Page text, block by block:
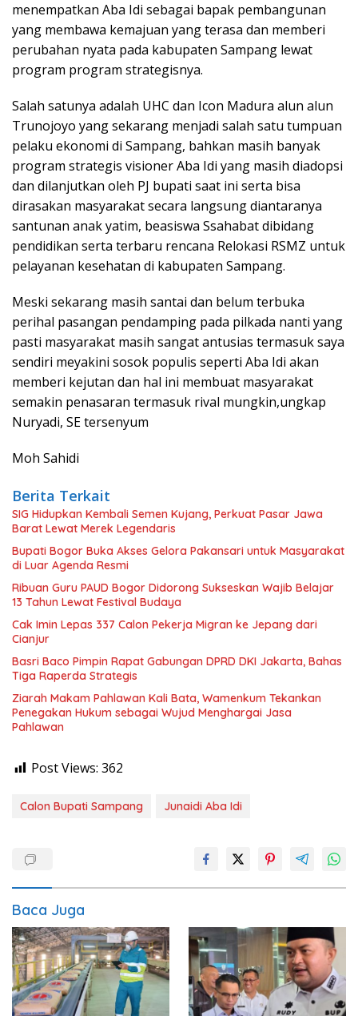
menempatkan Aba Idi sebagai bapak pembangunan
yang membawa kemajuan yang terasa dan memberi
perubahan nyata pada kabupaten Sampang lewat
program program strategisnya.
Salah satunya adalah UHC dan Icon Madura alun alun
Trunojoyo yang sekarang menjadi salah satu tumpuan
pelaku ekonomi di Sampang, bahkan masih banyak
program strategis visioner Aba Idi yang masih diadopsi
dan dilanjutkan oleh PJ bupati saat ini serta bisa
dirasakan masyarakat secara langsung diantaranya
santunan anak yatim, beasiswa Ssahabat dibidang
pendidikan serta terbaru rencana Relokasi RSMZ untuk
pelayanan kesehatan di kabupaten Sampang.
Meski sekarang masih santai dan belum terbuka
perihal pasangan pendamping pada pilkada nanti yang
pasti masyarakat masih sangat antusias termasuk saya
sendiri meyakini sosok populis seperti Aba Idi akan
memberi kejutan dan hal ini membuat masyarakat
semakin penasaran termasuk rival mungkin,ungkap
Nuryadi, SE tersenyum
Moh Sahidi
Berita Terkait
SIG Hidupkan Kembali Semen Kujang, Perkuat Pasar Jawa
Barat Lewat Merek Legendaris
Bupati Bogor Buka Akses Gelora Pakansari untuk Masyarakat
di Luar Agenda Resmi
Ribuan Guru PAUD Bogor Didorong Sukseskan Wajib Belajar
13 Tahun Lewat Festival Budaya
Cak Imin Lepas 337 Calon Pekerja Migran ke Jepang dari
Cianjur
Basri Baco Pimpin Rapat Gabungan DPRD DKI Jakarta, Bahas
Tiga Raperda Strategis
Ziarah Makam Pahlawan Kali Bata, Wamenkum Tekankan
Penegakan Hukum sebagai Wujud Menghargai Jasa
Pahlawan
Post Views: 362
Calon Bupati Sampang Junaidi Aba Idi
Baca Juga